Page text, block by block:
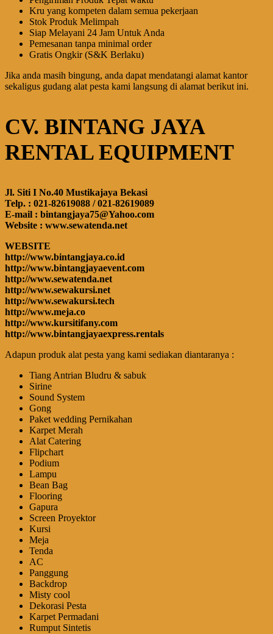
Kru yang kompeten dalam semua pekerjaan
Stok Produk Melimpah
Siap Melayani 24 Jam Untuk Anda
Pemesanan tanpa minimal order
Gratis Ongkir (S&K Berlaku)
Jika anda masih bingung, anda dapat mendatangi alamat kantor
sekaligus gudang alat pesta kami langsung di alamat berikut ini.
CV. BINTANG JAYA
RENTAL EQUIPMENT
Jl. Siti I No.40 Mustikajaya Bekasi
Telp. : 021-82619088 / 021-82619089
E-mail : bintangjaya75@Yahoo.com
Website : www.sewatenda.net
WEBSITE
http://www.bintangjaya.co.id
http://www.bintangjayaevent.com
http://www.sewatenda.net
http://www.sewakursi.net
http://www.sewakursi.tech
http://www.meja.co
http://www.kursitifany.com
http://www.bintangjayaexpress.rentals
Adapun produk alat pesta yang kami sediakan diantaranya :
Tiang Antrian Bludru & sabuk
Sirine
Sound System
Gong
Paket wedding Pernikahan
Karpet Merah
Alat Catering
Flipchart
Podium
Lampu
Bean Bag
Flooring
Gapura
Screen Proyektor
Kursi
Meja
Tenda
AC
Panggung
Backdrop
Misty cool
Dekorasi Pesta
Karpet Permadani
Rumput Sintetis